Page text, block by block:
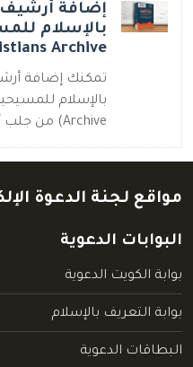
إضافة
Archive)
تمكنك إضافة
Archive) من جلب أ ...
مواقع لجنة الدعوة
البوابات الدعوية
بوابة الكويت الدعوية
بوابة التعريف بالإسلام
البطاقات الدعوية